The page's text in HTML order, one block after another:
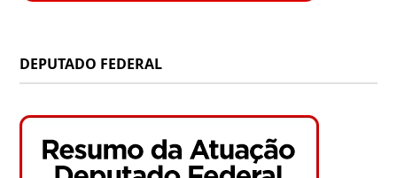
DEPUTADO FEDERAL